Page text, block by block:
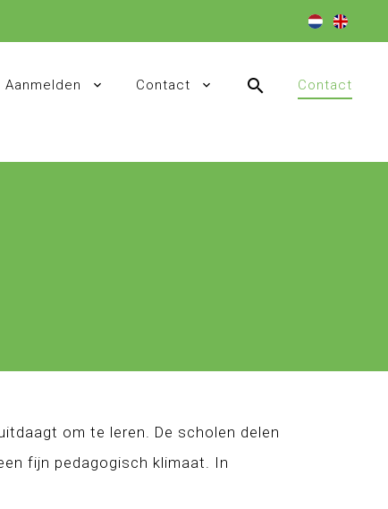
Aanmelden Contact search Contact
om te leren. De scholen delen
fijn pedagogisch klimaat. In